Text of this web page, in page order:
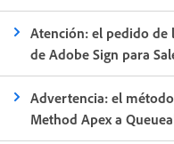
Atención: el pedido de
de Adobe Sign para
Advertencia: el
Method Apex a